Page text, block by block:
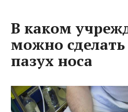
В каком
можно сделать
пазух носа